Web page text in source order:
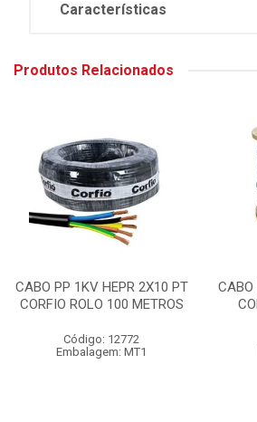
Características
Produtos Relacionados
CABO PP 1KV HEPR 2X10 PT
CORFIO ROLO 100 METROS
Código: 12772
Embalagem: MT1
CABO